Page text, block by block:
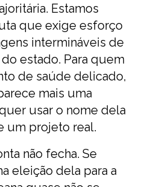
Estamos
que exige esforço
intermináveis de
estado. Para quem
de saúde delicado,
mais uma
usar o nome dela
um projeto real.
não fecha. Se
eleição dela para a